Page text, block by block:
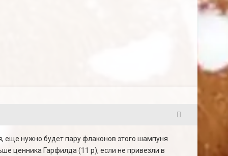
еще нужно будет пару флаконов этого шампуня
ценника Гарфилда (11 р), если не привезли в